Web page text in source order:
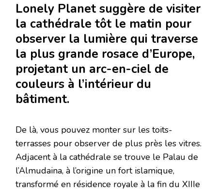
Lonely Planet suggère de visiter
la cathédrale tôt le matin pour
observer la lumière qui traverse
la plus grande rosace d’Europe,
projetant un arc-en-ciel de
couleurs à l’intérieur du
bâtiment.
De là, vous pouvez monter sur les toits-
terrasses pour observer de plus près les vitres.
Adjacent à la cathédrale se trouve le Palau de
l’Almudaina, à l’origine un fort islamique,
transformé en résidence royale à la fin du XIIIe